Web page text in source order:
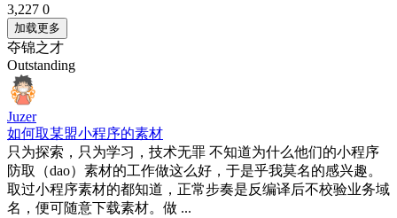
3,227 0
加载更多
夺锦之才
Outstanding
Juzer
如何取某盟小程序的素材
只为探索，只为学习，技术无罪 不知道为什么他们的小程序
防取（dao）素材的工作做这么好，于是乎我莫名的感兴趣。
取过小程序素材的都知道，正常步奏是反编译后不校验业务域
名，便可随意下载素材。做 ...